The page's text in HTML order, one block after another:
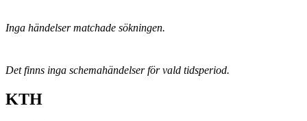
Inga händelser matchade sökningen.
Det finns inga schemahändelser för vald tidsperiod.
KTH